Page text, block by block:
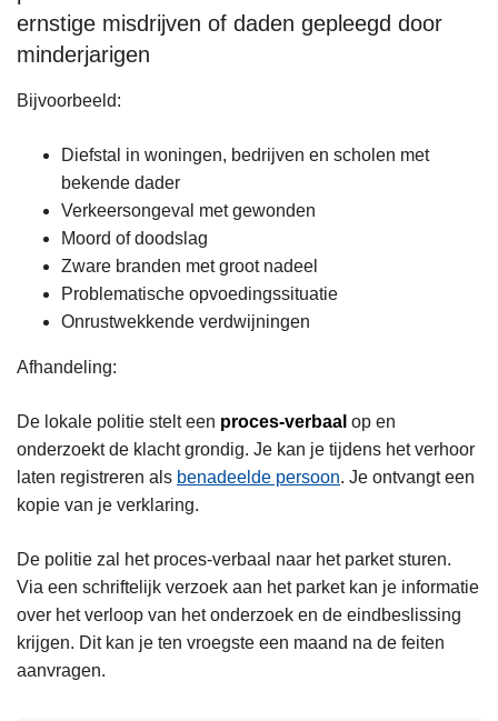
ernstige misdrijven of daden gepleegd door
minderjarigen
Bijvoorbeeld:
Diefstal in woningen, bedrijven en scholen met
bekende dader
Verkeersongeval met gewonden
Moord of doodslag
Zware branden met groot nadeel
Problematische opvoedingssituatie
Onrustwekkende verdwijningen
Afhandeling:
De lokale politie stelt een proces-verbaal op en
onderzoekt de klacht grondig. Je kan je tijdens het verhoor
laten registreren als benadeelde persoon. Je ontvangt een
kopie van je verklaring.
De politie zal het proces-verbaal naar het parket sturen.
Via een schriftelijk verzoek aan het parket kan je informatie
over het verloop van het onderzoek en de eindbeslissing
krijgen. Dit kan je ten vroegste een maand na de feiten
aanvragen.